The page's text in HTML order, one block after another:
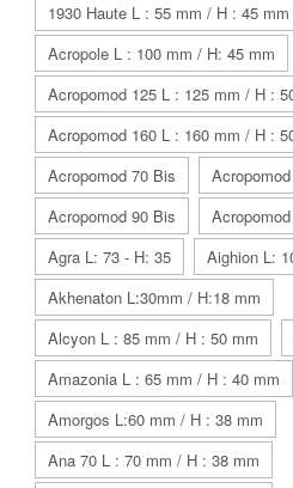
1930 Haute L : 55 mm / H : 45 mm
Acropole L : 100 mm / H: 45 mm
Acropomod 125 L : 125 mm / H :
Acropomod 160 L : 160 mm / H :
Acropomod 70 Bis
Acropomod 90 Bis
Agra L: 73 - H: 35
Aighion L:
Akhenaton L:30mm / H:18 mm
Alcyon L : 85 mm / H : 50 mm
Amazonia L : 65 mm / H : 40 mm
Amorgos L:60 mm / H : 38 mm
Ana 70 L : 70 mm / H : 38 mm